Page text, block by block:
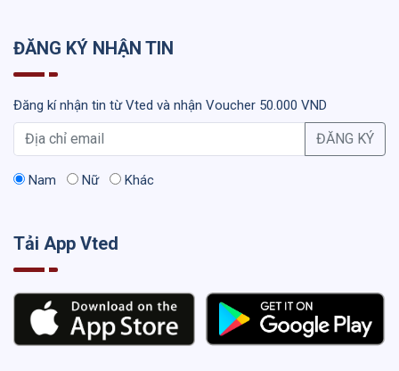
ĐĂNG KÝ NHẬN TIN
Đăng kí nhận tin từ Vted và nhận Voucher 50.000 VND
ĐĂNG KÝ
Nam Nữ Khác
Tải App Vted